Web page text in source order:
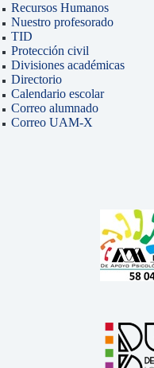
Recursos Humanos
Nuestro profesorado
TID
Protección civil
Divisiones académicas
Directorio
Calendario escolar
Correo alumnado
Correo UAM-X